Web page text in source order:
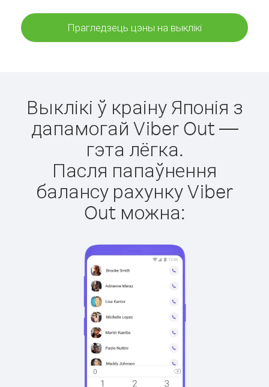
Прагледзець цэны на выклікі
Выклікі ў краіну Японія з
дапамогай Viber Out —
гэта лёгка.
Пасля папаўнення
балансу рахунку Viber
Out можна: